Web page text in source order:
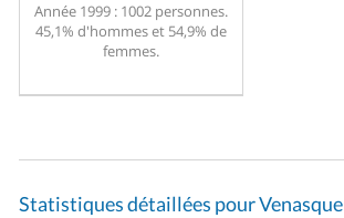
Année 1999 :1002 personnes.
45,1% d'hommes et 54,9% de
femmes.
Statistiques détaillées pour Venasque